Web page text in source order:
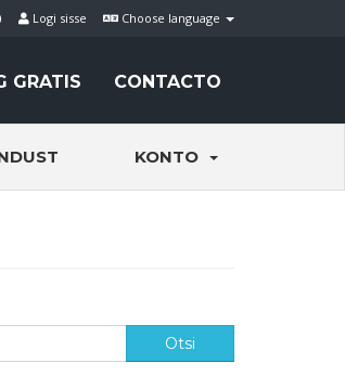
Choose language
Logi sisse
GRATIS CONTACTO
KONTO